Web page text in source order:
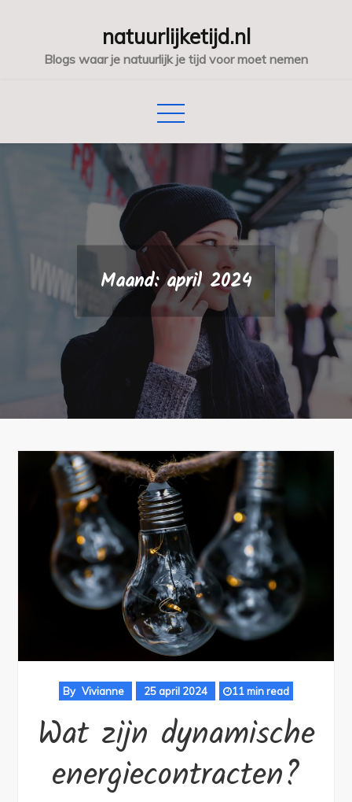
natuurlijketijd.nl
Blogs waar je natuurlijk je tijd voor moet nemen
Maand:april 2024
By Vivianne 25 april 2024 11 min read
Wat zijn dynamische
energiecontracten?